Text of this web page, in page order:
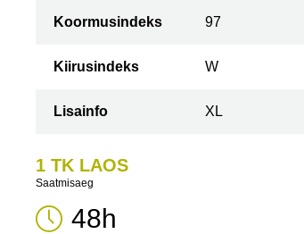
Koormusindeks 97
Kiirusindeks W
Lisainfo XL
1 TK LAOS
Saatmisaeg
48h